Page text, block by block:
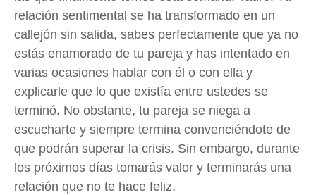
relación sentimental se ha transformado en un
callejón sin salida, sabes perfectamente que ya no
estás enamorado de tu pareja y has intentado en
varias ocasiones hablar con él o con ella y
explicarle que lo que existía entre ustedes se
terminó. No obstante, tu pareja se niega a
escucharte y siempre termina convenciéndote de
que podrán superar la crisis. Sin embargo, durante
los próximos días tomarás valor y terminarás una
relación que no te hace feliz.